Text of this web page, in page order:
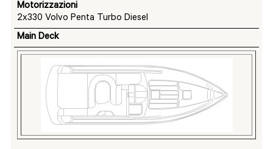
Motorizzazioni
2x330 Volvo Penta Turbo Diesel
Main Deck